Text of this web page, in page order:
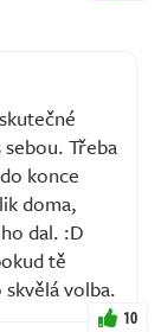
Třeba
konce
doma,
dal. :D
tě
volba.
10